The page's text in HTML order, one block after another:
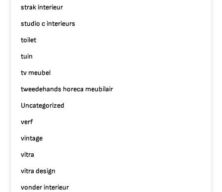
strak interieur
studio c interieurs
toilet
tuin
tv meubel
tweedehands horeca meubilair
Uncategorized
verf
vintage
vitra
vitra design
vonder interieur